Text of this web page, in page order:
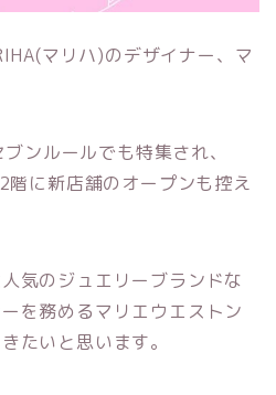
マリハ)のデザイナー、マ
ンルールでも特集され、
に新店舗のオープンも控え
気のジュエリーブランドな
を務めるマリエウエストン
たいと思います。